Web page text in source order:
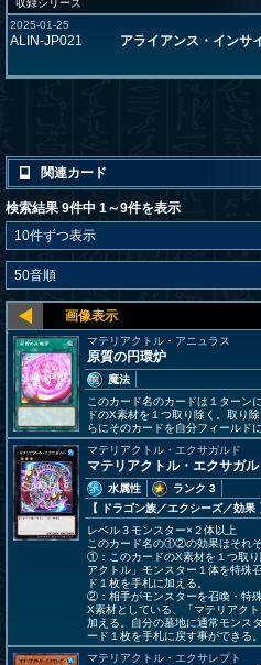
収録シリーズ
2025-01-25
ALIN-JP021 アライアンス・インサ
関連カード
検索結果 9件中 1～9件を表示
マテリアクトル・アニュラス
原質の円環炉
魔法
このカード名のカードは１ター
ドのX素材を１つ取り除く。取り
らにそのカードを自分フィールド
マテリアクトル・エクサガルド
マテリアクトル・エクサガル
水属性
ランク 3
【 ドラゴン族／エクシーズ／効果
レベル３モンスター×２体以上
このカード名の①②の効果はそれ
①：このカードのX素材を１つ取
アクトル」モンスター１体を特殊
ド１枚を手札に加える。
②：相手がモンスターを召喚・特
X素材としている、「マテリアク
加える。自分の墓地に通常モンス
ード１枚を手札に戻す事ができる。
マテリアクトル・エクサレプト